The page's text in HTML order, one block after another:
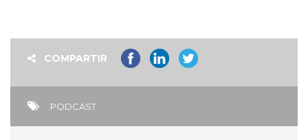
COMPARTIR
PODCAST